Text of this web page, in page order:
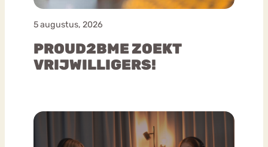
5 augustus, 2026
PROUD2BME ZOEKT
VRIJWILLIGERS!